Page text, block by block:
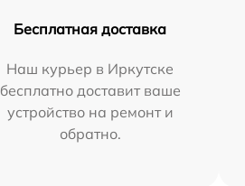
Бесплатная доставка
Наш курьер в Иркутске
бесплатно доставит ваше
устройство на ремонт и
обратно.